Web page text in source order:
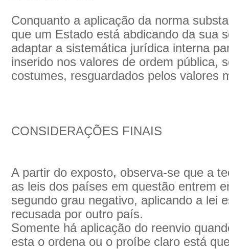
Conquanto a aplicação da norma
que um Estado está abdicando da sua
adaptar a sistemática jurídica interna
inserido nos valores de ordem pública,
costumes, resguardados pelos valores
CONSIDERAÇÕES FINAIS
A partir do exposto, observa-se que a
as leis dos países em questão entrem
segundo grau negativo, aplicando a lei
recusada por outro país.
Somente há aplicação do reenvio
esta o ordena ou o proíbe claro está